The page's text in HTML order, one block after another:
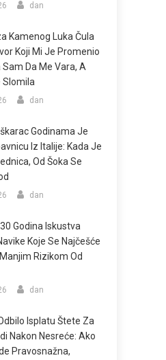
dan
Kamenog Luka Čula
Koji Mi Je Promenio
Da Me Vara, A
Slomila
dan
Godinama Je
Iz Italije: Kada Je
Od Šoka Se
dan
Godina Iskustva
Koje Se Najčešće
Rizikom Od
dan
Isplatu Štete Za
Nakon Nesreće: Ako
Pravosnažna,